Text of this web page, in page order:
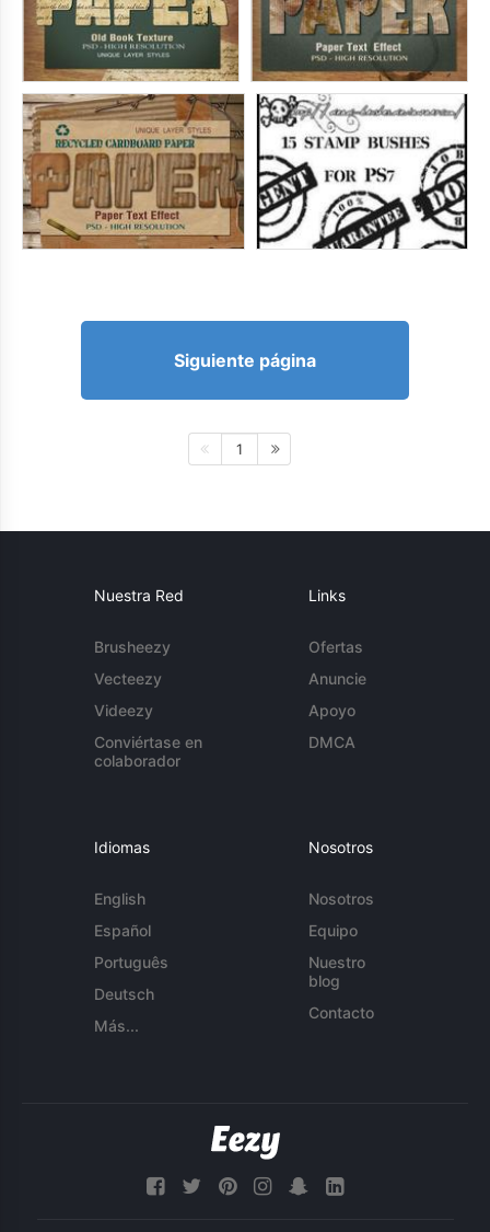
Siguiente página
1
Nuestra Red
Brusheezy
Vecteezy
Videezy
Conviértase en
colaborador
Links
Ofertas
Anuncie
Apoyo
DMCA
Idiomas
English
Español
Português
Deutsch
Más...
Nosotros
Nosotros
Equipo
Nuestro
blog
Contacto